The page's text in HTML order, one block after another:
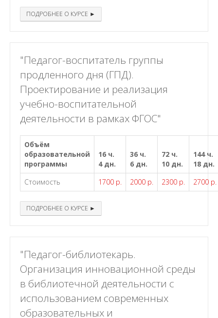
ПОДРОБНЕЕ О КУРСЕ ►
"Педагог-воспитатель группы
продленного дня (ГПД).
Проектирование и реализация
учебно-воспитательной
деятельности в рамках ФГОС"
Объём
образовательной
программы
16 ч.
4 дн.
36 ч.
6 дн.
72 ч.
10 дн.
144 ч.
18 дн.
Стоимость
1700 р. 2000 р. 2300 р. 2700 р.
ПОДРОБНЕЕ О КУРСЕ ►
"Педагог-библиотекарь.
Организация инновационной среды
в библиотечной деятельности с
использованием современных
образовательных и